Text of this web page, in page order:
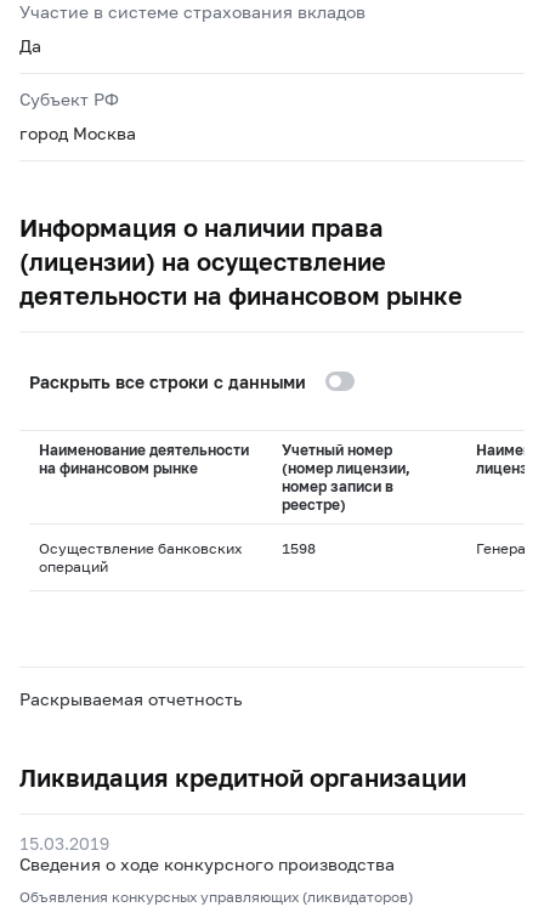
Участие в системе страхования вкладов
Да
Субъект РФ
город Москва
Информация о наличии права
(лицензии) на осуществление
деятельности на финансовом рынке
Раскрыть все строки с данными
Наименование деятельности
на финансовом рынке
Учетный номер
(номер лицензии,
номер записи в
реестре)
лицензии
Осуществление банковских
операций
1598
Раскрываемая отчетность
Ликвидация кредитной организации
15.03.2019
Сведения о ходе конкурсного производства
Объявления конкурсных управляющих (ликвидаторов)